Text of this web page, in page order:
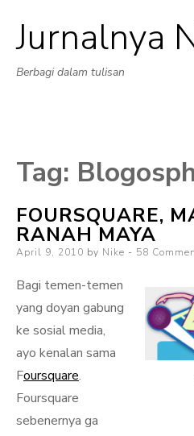
Jurnalnya
Berbagi dalam tulisan
Tag:
FOURSQUARE,
RANAH MAYA
Posted
April 9, 2010 by Nike 58
Bagi temen-temen
yang doyan gabung
ke sosial media,
ayo kenalan sama
Foursquare.
Foursquare
sebenernya ga